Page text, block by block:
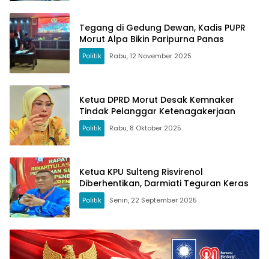
Tegang di Gedung Dewan, Kadis PUPR
Morut Alpa Bikin Paripurna Panas
Politik Rabu, 12 November 2025
Ketua DPRD Morut Desak Kemnaker
Tindak Pelanggar Ketenagakerjaan
Politik Rabu, 8 Oktober 2025
Ketua KPU Sulteng Risvirenol
Diberhentikan, Darmiati Teguran Keras
Politik Senin, 22 September 2025